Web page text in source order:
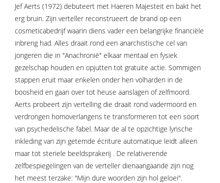
Jef Aerts (1972) debuteert met Haeren Majesteit en bakt het
erg bruin. Zijn verteller reconstrueert de brand op een
cosmeticabedrijf waarin diens vader een belangrijke financiële
inbreng had. Alles draait rond een anarchistische cel van
jongeren die in "Anachronië" elkaar mentaal en fysiek
gezelschap houden en opjutten tot gratuite actie. Sommigen
stappen eruit maar enkelen onder hen volharden in de
boosheid en gaan over tot heuse aanslagen of zelfmoord.
Aerts probeert zijn vertelling die draait rond vadermoord en
verdrongen homoverlangens te transformeren tot een soort
van psychedelische fabel. Maar de al te opzichtige lyrische
inkleding van zijn getemde écriture automatique leidt alleen
maar tot steriele beeldsprakerij . De relativerende
zelfbespiegelingen van de verteller dienaangaande zijn nog
het meest terzake: "Mijn dure woorden zijn hol geloei".